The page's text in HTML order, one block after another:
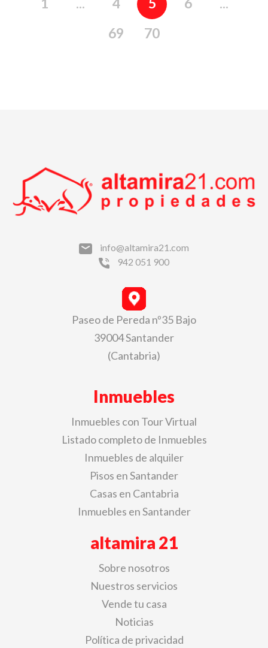
69
70
info@altamira21.com
942 051 900
Paseo de Pereda nº35 Bajo
39004 Santander
(Cantabria)
Inmuebles
Inmuebles con Tour Virtual
Listado completo de Inmuebles
Inmuebles de alquiler
Pisos en Santander
Casas en Cantabria
Inmuebles en Santander
altamira 21
Sobre nosotros
Nuestros servicios
Vende tu casa
Noticias
Política de privacidad